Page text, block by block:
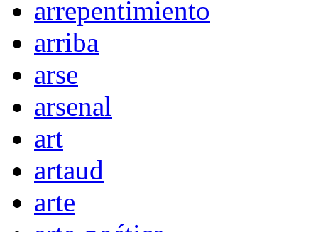
arrepentimiento
arriba
arse
arsenal
art
artaud
arte